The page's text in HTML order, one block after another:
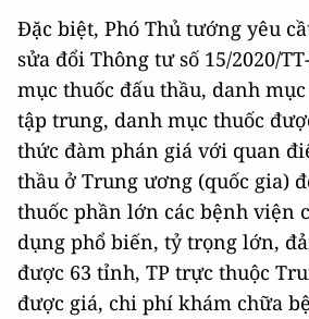
Đặc biệt, Phó Thủ tướng yêu
sửa đổi Thông tư số 15/2020/
mục thuốc đấu thầu, danh
tập trung, danh mục thuốc
thức đàm phán giá với quan
thầu ở Trung ương (quốc gia)
thuốc phần lớn các bệnh viện
dụng phổ biến, tỷ trọng lớn,
được 63 tỉnh, TP trực thuộc
được giá, chi phí khám chữa